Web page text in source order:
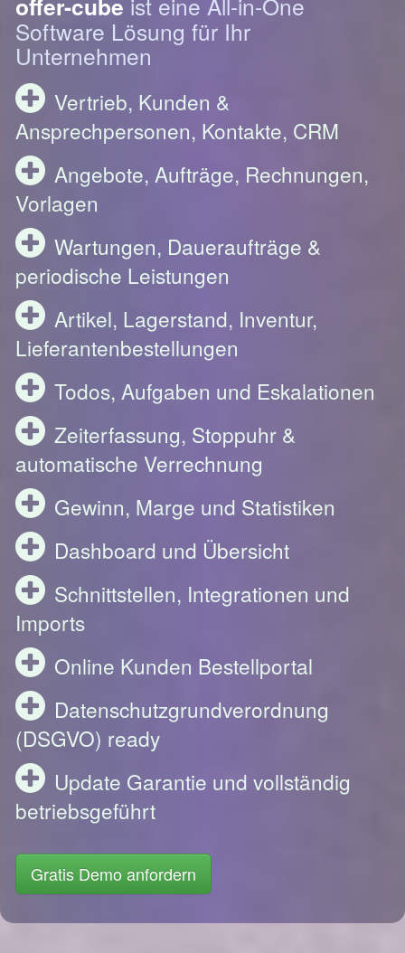
Software Lösung für Ihr
Unternehmen
Vertrieb, Kunden &
Ansprechpersonen, Kontakte, CRM
Angebote, Aufträge, Rechnungen,
Vorlagen
Wartungen, Daueraufträge &
periodische Leistungen
Artikel, Lagerstand, Inventur,
Lieferantenbestellungen
Todos, Aufgaben und Eskalationen
Zeiterfassung, Stoppuhr &
automatische Verrechnung
Gewinn, Marge und Statistiken
Dashboard und Übersicht
Schnittstellen, Integrationen und
Imports
Online Kunden Bestellportal
Datenschutzgrundverordnung
(DSGVO) ready
Update Garantie und vollständig
betriebsgeführt
Gratis Demo anfordern